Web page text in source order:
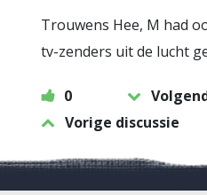
Trouwens Hee, M had
tv-zenders uit de lucht
0
Vorige discussie